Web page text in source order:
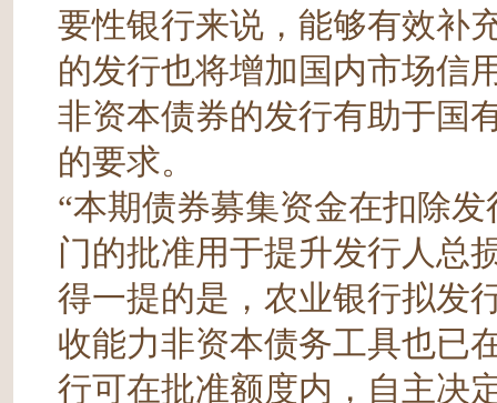
要性银行来说，能够有效补
的发行也将增加国内市场信
非资本债券的发行有助于国
的要求。
“本期债券募集资金在扣除
门的批准用于提升发行人总
得一提的是，农业银行拟发
收能力非资本债务工具也已
行可在批准额度内，自主决